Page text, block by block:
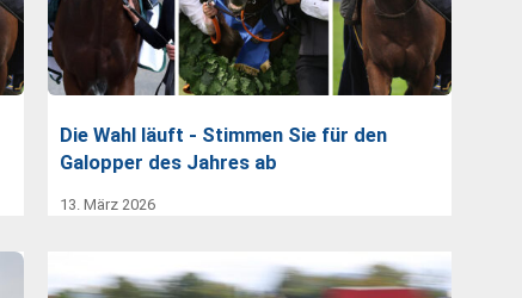
Die Wahl läuft - Stimmen Sie für den
Galopper des Jahres ab
13. März 2026